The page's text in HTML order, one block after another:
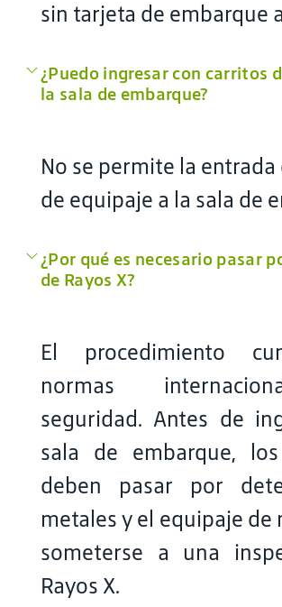
sin tarjeta de embarque
¿Puedo ingresar con carritos
la sala de embarque?
No se permite la
de equipaje a la sala de
¿Por qué es necesario pasar
de Rayos X?
El procedimiento
normas
seguridad. Antes de
sala de embarque,
deben pasar por
metales y el equipaje de
someterse a una
Rayos X.